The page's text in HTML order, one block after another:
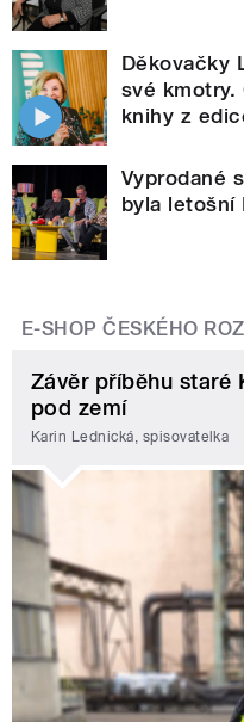
Děkovačky
své kmotry.
knihy z
Vyprodané
byla letošní
E-SHOP ČESKÉHO
Závěr příběhu staré
pod zemí
Karin Lednická, spisovatelka